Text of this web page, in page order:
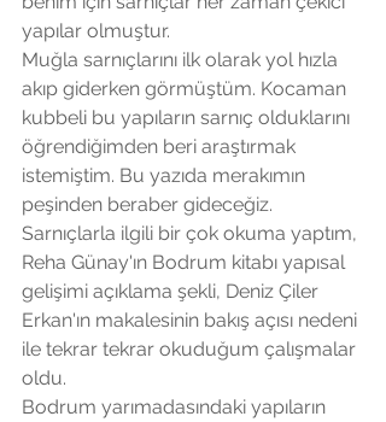
yapılar olmuştur.
Muğla sarnıçlarını ilk olarak yol hızla
akıp giderken görmüştüm. Kocaman
kubbeli bu yapıların sarnıç olduklarını
öğrendiğimden beri araştırmak
istemiştim. Bu yazıda merakımın
peşinden beraber gideceğiz.
Sarnıçlarla ilgili bir çok okuma yaptım,
Reha Günay'ın Bodrum kitabı yapısal
gelişimi açıklama şekli, Deniz Çiler
Erkan'ın makalesinin bakış açısı nedeni
ile tekrar tekrar okuduğum çalışmalar
oldu.
Bodrum yarımadasındaki yapıların